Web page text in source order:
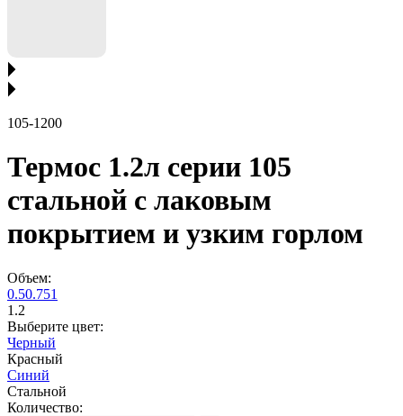
105-1200
Термос 1.2л серии 105
стальной с лаковым
покрытием и узким горлом
Объем:
0.50.751
1.2
Выберите цвет:
Черный
Красный
Синий
Стальной
Количество: